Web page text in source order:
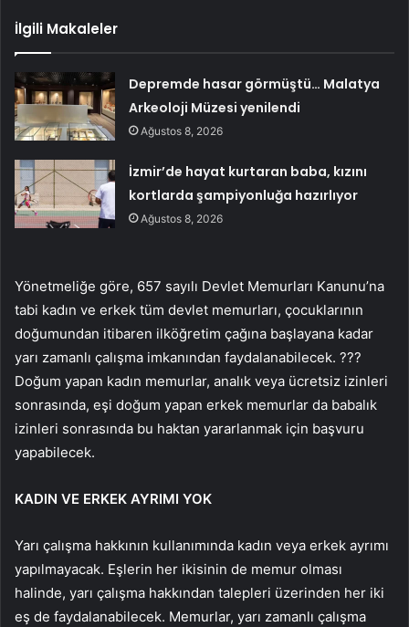
İlgili Makaleler
Depremde hasar görmüştü… Malatya
Arkeoloji Müzesi yenilendi
Ağustos 8, 2026
İzmir’de hayat kurtaran baba, kızını
kortlarda şampiyonluğa hazırlıyor
Ağustos 8, 2026
Yönetmeliğe göre, 657 sayılı Devlet Memurları Kanunu’na
tabi kadın ve erkek tüm devlet memurları, çocuklarının
doğumundan itibaren ilköğretim çağına başlayana kadar
yarı zamanlı çalışma imkanından faydalanabilecek. ???
Doğum yapan kadın memurlar, analık veya ücretsiz izinleri
sonrasında, eşi doğum yapan erkek memurlar da babalık
izinleri sonrasında bu haktan yararlanmak için başvuru
yapabilecek.
KADIN VE ERKEK AYRIMI YOK
Yarı çalışma hakkının kullanımında kadın veya erkek ayrımı
yapılmayacak. Eşlerin her ikisinin de memur olması
halinde, yarı çalışma hakkından talepleri üzerinden her iki
eş de faydalanabilecek. Memurlar, yarı zamanlı çalışma